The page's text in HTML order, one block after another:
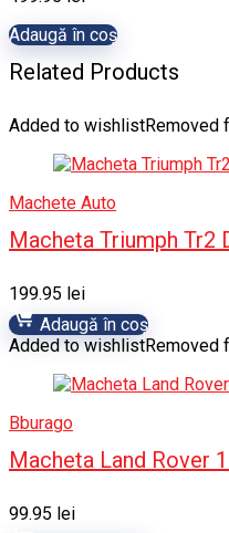
Adaugă în coș
Related Products
Added to wishlistRemoved
Machete Auto
Macheta Triumph Tr2
199.95 lei
Adaugă în coș
Added to wishlistRemoved
Bburago
Macheta Land Rover
99.95 lei